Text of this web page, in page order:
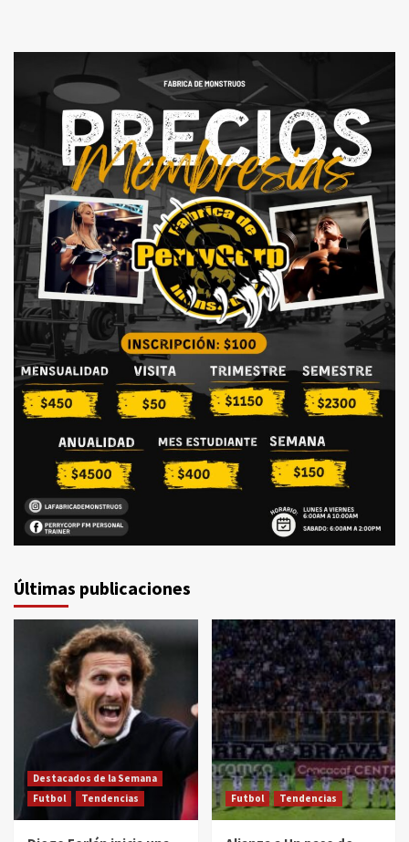
Últimas publicaciones
Destacados de la Semana
Futbol
Tendencias Futbol Tendencias